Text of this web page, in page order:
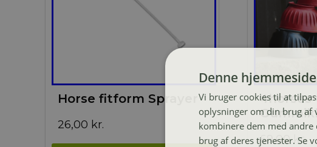
Horse fitform Sprayer
26,00 kr.
4horses
69,00 kr.
Denne
Vi bruger cookies til at
oplysninger om din brug af
kombinere dem med
brug af deres tjenester. Se